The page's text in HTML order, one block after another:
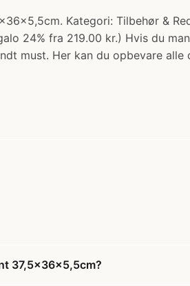
Kategori: Tilbehør &
24% fra 219.00 kr.) Hvis du
must. Her kan du opbevare
37,5x36x5,5cm?